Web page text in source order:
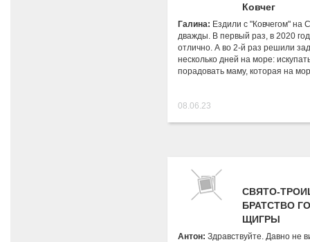
Ковчег
Галина: Ездили с "Ковчегом" на
дважды. В первый раз, в 2020
отлично. А во 2-й раз решили
несколько дней на море:
порадовать маму, которая на
08.06.23
СВЯТО-
БРАТСТВО
ЩИГРЫ
Антон: Здравствуйте. Давно не